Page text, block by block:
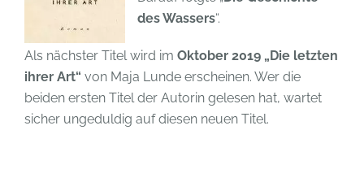
des Wassers“.
Als nächster Titel wird im Oktober 2019 „Die letzten
ihrer Art“ von Maja Lunde erscheinen. Wer die
beiden ersten Titel der Autorin gelesen hat, wartet
sicher ungeduldig auf diesen neuen Titel.